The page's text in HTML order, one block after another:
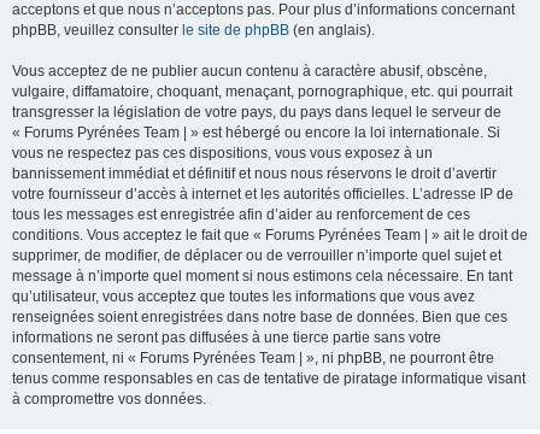
acceptons et que nous n’acceptons pas. Pour plus d’informations concernant
phpBB, veuillez consulter le site de phpBB (en anglais).
Vous acceptez de ne publier aucun contenu à caractère abusif, obscène,
vulgaire, diffamatoire, choquant, menaçant, pornographique, etc. qui pourrait
transgresser la législation de votre pays, du pays dans lequel le serveur de
« Forums Pyrénées Team | » est hébergé ou encore la loi internationale. Si
vous ne respectez pas ces dispositions, vous vous exposez à un
bannissement immédiat et définitif et nous nous réservons le droit d’avertir
votre fournisseur d’accès à internet et les autorités officielles. L’adresse IP de
tous les messages est enregistrée afin d’aider au renforcement de ces
conditions. Vous acceptez le fait que « Forums Pyrénées Team | » ait le droit de
supprimer, de modifier, de déplacer ou de verrouiller n’importe quel sujet et
message à n’importe quel moment si nous estimons cela nécessaire. En tant
qu’utilisateur, vous acceptez que toutes les informations que vous avez
renseignées soient enregistrées dans notre base de données. Bien que ces
informations ne seront pas diffusées à une tierce partie sans votre
consentement, ni « Forums Pyrénées Team | », ni phpBB, ne pourront être
tenus comme responsables en cas de tentative de piratage informatique visant
à compromettre vos données.